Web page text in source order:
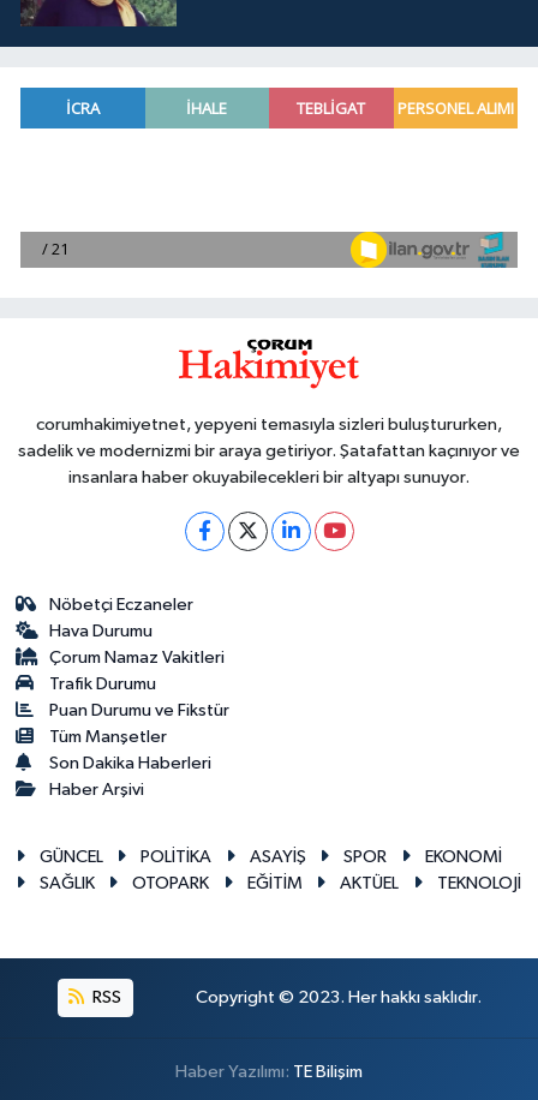
corumhakimiyetnet, yepyeni temasıyla sizleri buluştururken,
sadelik ve modernizmi bir araya getiriyor. Şatafattan kaçınıyor ve
insanlara haber okuyabilecekleri bir altyapı sunuyor.
Nöbetçi Eczaneler
Hava Durumu
Çorum Namaz Vakitleri
Trafik Durumu
Puan Durumu ve Fikstür
Tüm Manşetler
Son Dakika Haberleri
Haber Arşivi
GÜNCEL POLİTİKA ASAYİŞ SPOR
EKONOMİ
SAĞLIK
OTOPARK EĞİTİM AKTÜEL TEKNOLOJİ
RSS Copyright © 2023. Her hakkı saklıdır.
Haber Yazılımı: TE Bilişim